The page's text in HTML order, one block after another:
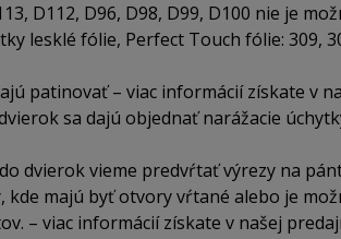
D112, D96, D98, D99, D100 nie je
lesklé fólie, Perfect Touch fólie: 309,
patinovať – viac informácií získate v
sa dajú objednať narážacie
dvierok vieme predvŕtať výrezy na
majú byť otvory vŕtané alebo je
– viac informácií získate v našej